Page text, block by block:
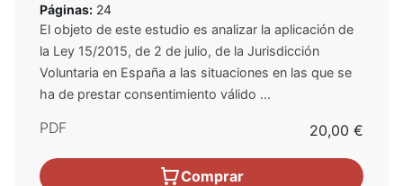
Páginas: 24
El objeto de este estudio es analizar la aplicación de
la Ley 15/2015, de 2 de julio, de la Jurisdicción
Voluntaria en España a las situaciones en las que se
ha de prestar consentimiento válido ...
PDF 20,00 €
Comprar